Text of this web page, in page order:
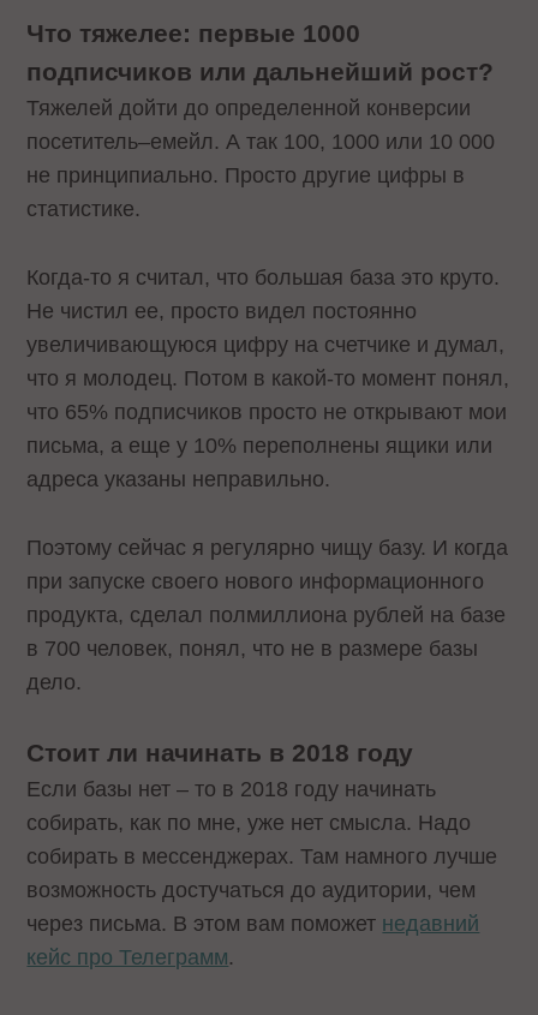
Что тяжелее: первые 1000
подписчиков или дальнейший рост?
Тяжелей дойти до определенной конверсии
посетитель–емейл. А так 100, 1000 или 10 000
не принципиально. Просто другие цифры в
статистике.
Когда-то я считал, что большая база это круто.
Не чистил ее, просто видел постоянно
увеличивающуюся цифру на счетчике и думал,
что я молодец. Потом в какой-то момент понял,
что 65% подписчиков просто не открывают мои
письма, а еще у 10% переполнены ящики или
адреса указаны неправильно.
Поэтому сейчас я регулярно чищу базу. И когда
при запуске своего нового информационного
продукта, сделал полмиллиона рублей на базе
в 700 человек, понял, что не в размере базы
дело.
Стоит ли начинать в 2018 году
Если базы нет – то в 2018 году начинать
собирать, как по мне, уже нет смысла. Надо
собирать в мессенджерах. Там намного лучше
возможность достучаться до аудитории, чем
через письма. В этом вам поможет недавний
кейс про Телеграмм.